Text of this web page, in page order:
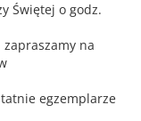
Świętej o godz.
na
egzemplarze